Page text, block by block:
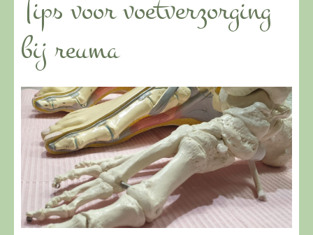
Tips voor voetverzorging
bij reuma